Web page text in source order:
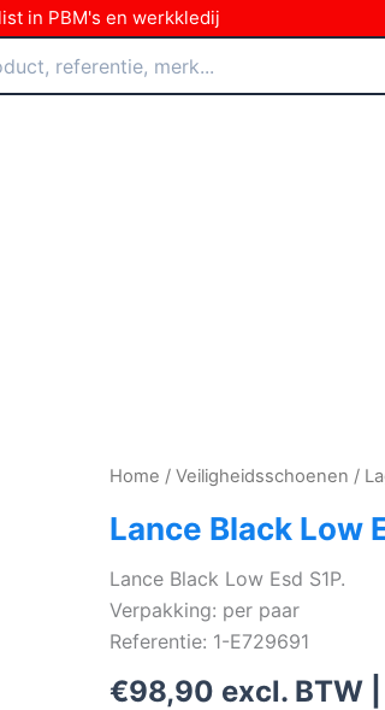
in PBM's en werkkledij
Home / Veiligheidsschoenen /
Lance Black Low
Lance Black Low Esd S1P.
Verpakking: per paar
Referentie: 1-E729691
€98,90 excl. BTW |